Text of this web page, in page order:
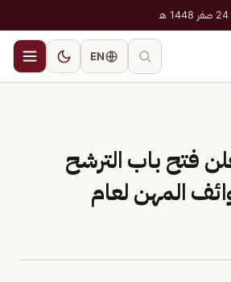
EN
فتح باب الترشح
المهن لعام